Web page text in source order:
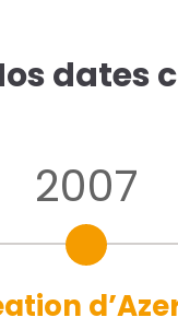
dates
2007